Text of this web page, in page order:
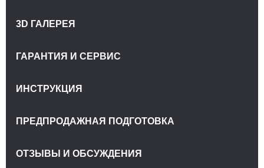
3D ГАЛЕРЕЯ
ГАРАНТИЯ И СЕРВИС
ИНСТРУКЦИЯ
ПРЕДПРОДАЖНАЯ ПОДГОТОВКА
ОТЗЫВЫ И ОБСУЖДЕНИЯ